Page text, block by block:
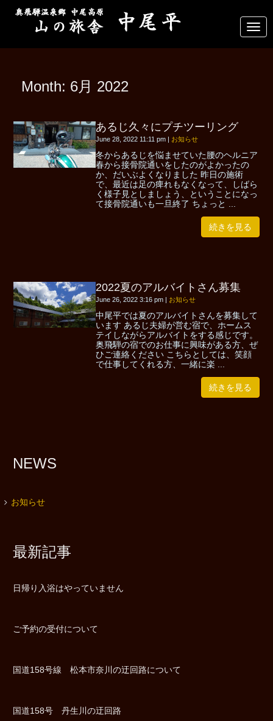
N
a
v
Month: 6月 2022
あるじ久々にプチツーリング
June 28, 2022 11:11 pm| お知らせ
冬からあるじを悩ませていた腰のヘルニア
春から接骨院通いをしたのがよかったの
か、だいぶよくなりました 昨日の施術
で、最近は足の痺れもなくなって、しばら
く様子見としましょう、ということになっ
て接骨院通いも一旦終了 ちょっと ...
続きを見る
2022夏のアルバイトさん募集
June 26, 2022 3:16 pm| お知らせ
中尾平では夏のアルバイトさんを募集して
います あるじ夫婦が営む宿で、ホームス
テイしながらアルバイトをする感じです。
奥飛騨の宿でのお仕事に興味がある方、ぜ
ひご連絡ください こちらとしては、笑顔
で仕事してくれる方、一緒に楽 ...
続きを見る
NEWS
お知らせ
最新記事
日帰り入浴はやっていません
ご予約の受付について
国道158号線 松本市奈川の迂回路について
国道158号 丹生川の迂回路